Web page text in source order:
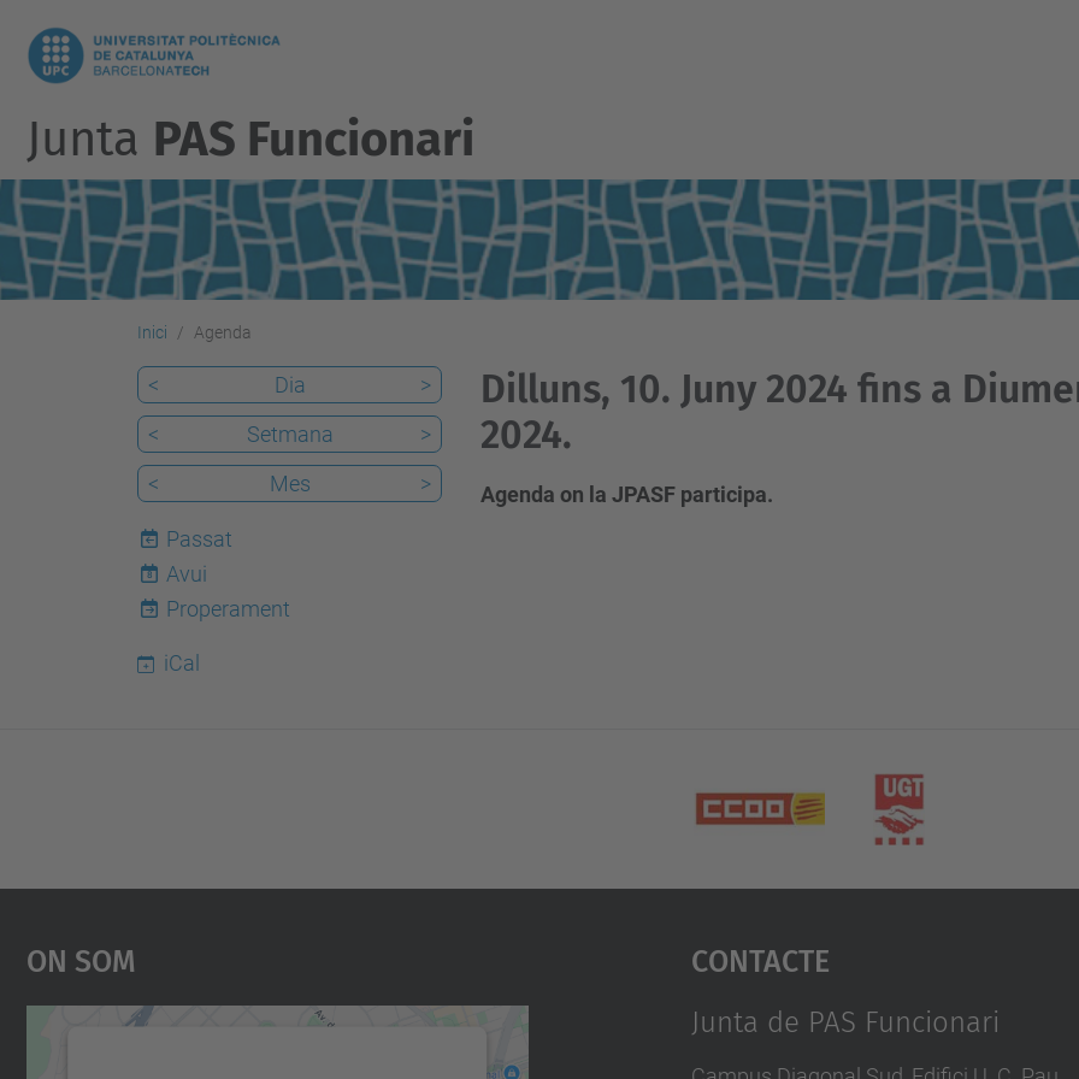
Junta PAS Funcionari
Inici Agenda
Dilluns, 10. Juny 2024 fins a
2024.
Agenda on la JPASF participa.
< Dia
>
<
Setmana
>
<
Mes >
Passat
8
Avui
Properament
iCal
On Som Contacte
Junta de PAS Funcionari